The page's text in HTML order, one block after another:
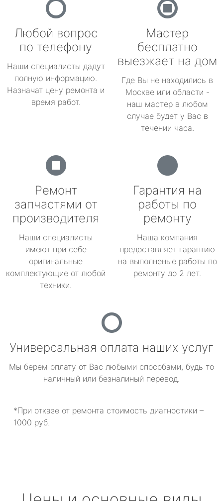
Любой вопрос
по телефону
Наши специалисты дадут
полную информацию.
Назначат цену ремонта и
время работ.
Мастер
бесплатно
выезжает на дом
Где Вы не находились в
Москве или области -
наш мастер в любом
случае будет у Вас в
течении часа.
Ремонт
запчастями от
производителя
Наши специалисты
имеют при себе
оригинальные
комплектующие от любой
техники.
Гарантия на
работы по
ремонту
Наша компания
предоставляет гарантию
на выполненые работы по
ремонту до 2 лет.
Универсальная оплата наших услуг
Мы берем оплату от Вас любыми способами, будь то
наличный или безналиный перевод.
*При отказе от ремонта стоимость диагностики –
1000 руб.